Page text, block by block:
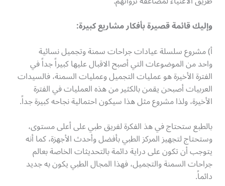
وإليك قائمة قصيرة بأفكار مشاريع كبيرة:
أ) مشروع سلسلة عيادات جراحات سمنة وتجميل نسائية
واحد من الموضوعات التي أصبح الاقبال عليها كبيراً جداً في
الفترة الأخيرة هو عمليات التجميل وعمليات السمنة، فالسيدات
العربيات أصبحن يقمن بالكثير من هذه العمليات في الفترة
الأخيرة، ولذا مشروع مثل هذا سيكون احتمالية نجاحه كبيرة جداً.
بالطبع ستحتاج في هذ الفكرة لفريق طبي على أعلى مستوى،
وستحتاج لتجهيز المركز الطبي بأفضل وأحدث الأجهزة، كما أنه
يتوجب أن تكون على دراية دائمة بالتحديثات الخاصة بعالم
جراحات السمنة والتجميل، فهذا المجال الطبي يكون به جديد
دائماً.